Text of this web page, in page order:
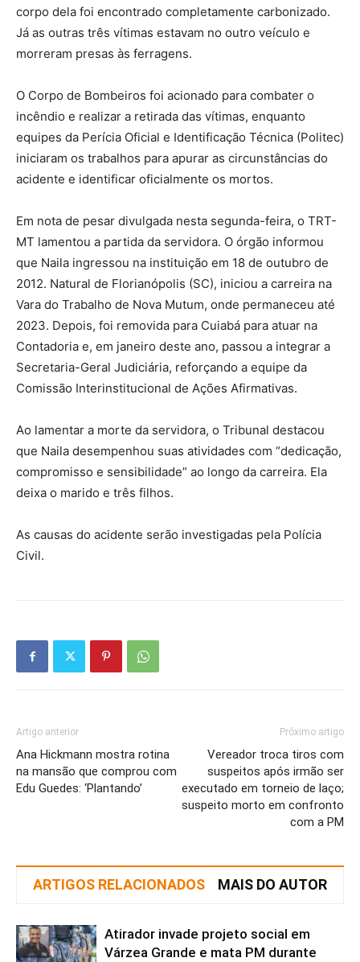
corpo dela foi encontrado completamente carbonizado.
Já as outras três vítimas estavam no outro veículo e
morreram presas às ferragens.
O Corpo de Bombeiros foi acionado para combater o
incêndio e realizar a retirada das vítimas, enquanto
equipes da Perícia Oficial e Identificação Técnica (Politec)
iniciaram os trabalhos para apurar as circunstâncias do
acidente e identificar oficialmente os mortos.
Em nota de pesar divulgada nesta segunda-feira, o TRT-
MT lamentou a partida da servidora. O órgão informou
que Naila ingressou na instituição em 18 de outubro de
2012. Natural de Florianópolis (SC), iniciou a carreira na
Vara do Trabalho de Nova Mutum, onde permaneceu até
2023. Depois, foi removida para Cuiabá para atuar na
Contadoria e, em janeiro deste ano, passou a integrar a
Secretaria-Geral Judiciária, reforçando a equipe da
Comissão Interinstitucional de Ações Afirmativas.
Ao lamentar a morte da servidora, o Tribunal destacou
que Naila desempenhou suas atividades com “dedicação,
compromisso e sensibilidade” ao longo da carreira. Ela
deixa o marido e três filhos.
As causas do acidente serão investigadas pela Polícia
Civil.
Artigo anterior
Ana Hickmann mostra rotina
na mansão que comprou com
Edu Guedes: ‘Plantando’
Próximo artigo
Vereador troca tiros com
suspeitos após irmão ser
executado em torneio de laço;
suspeito morto em confronto
com a PM
ARTIGOS RELACIONADOS MAIS DO AUTOR
Atirador invade projeto social em
Várzea Grande e mata PM durante